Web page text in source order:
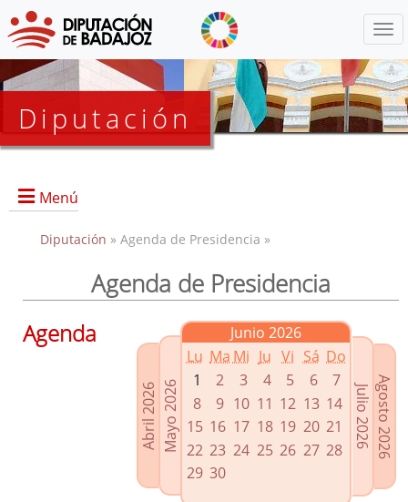
Diputación
Menú
Presidencia
Grupos Políticos
Enlaces relacionados
Agenda de Presidencia
Plenos provinciales y Juntas de gobierno
Oficina de Proyectos Europeos
Diputación » Agenda de Presidencia »
Agenda de Presidencia
Abril 2026Mayo 2026
Junio 2026
Lu Ma Mi Ju Vi Sá Do
1
2 3 4 5 6
7
8
9 10 11 12 13 14
15 16 17 18 19 20 21
22 23 24 25 26 27 28
29 30
Agosto 2026
Julio 2026
Agenda